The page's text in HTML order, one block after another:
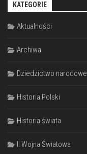
KATEGORIE
Aktualności
Archiwa
Dziedzictwo narodowe
Historia Polski
Historia świata
II Wojna Światowa